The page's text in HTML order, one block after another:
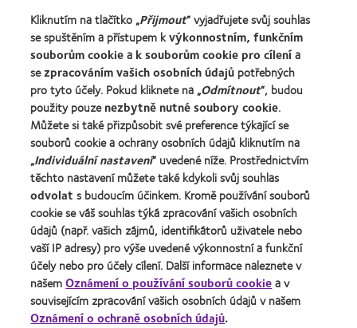
Nový uživatel
Zkušený uživatel
Blog
O společnosti CooperVision
Kariéra v CooperVision
Kontaktujte nás
Právní rámec
Ochrana osobních údajů
Oznámení o používání souborů cookie
Podmínky poskytování služeb
Pravidla zasílání komentářů
Kliknutím na tlačítko „Přijmout“ vyjadřujete svůj souhlas
se spuštěním a přístupem kvýkonnostním, funkčním
souborům cookiea k souborům cookie pro cílenía
sezpracováním vašich osobních údajů potřebných
pro tyto účely. Pokud kliknete na „Odmítnout“, budou
použity pouzenezbytně nutné soubory cookie.
Můžete si také přizpůsobit své preference týkající se
souborů cookie a ochrany osobních údajů kliknutím na
„Individuální nastavení“ uvedené níže. Prostřednictvím
těchto nastavení můžete také kdykoli svůj souhlas
odvolat s budoucím účinkem. Kromě používání souborů
cookie se váš souhlas týká zpracování vašich osobních
údajů (např. vašich zájmů, identifikátorů uživatele nebo
vaší IP adresy) pro výše uvedené výkonnostní a funkční
účely nebo pro účely cílení. Další informace naleznete v
našemOznámení o používání souborů cookiea v
souvisejícím zpracování vašich osobních údajů v našem
Oznámení o ochraně osobních údajů.